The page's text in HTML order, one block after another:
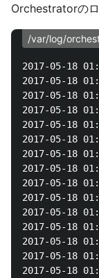
Orchestratorのロ
/var/log/
2017-05-18
2017-05-18
2017-05-18
2017-05-18
2017-05-18
2017-05-18
2017-05-18
2017-05-18
2017-05-18
2017-05-18
2017-05-18
2017-05-18
2017-05-18
2017-05-18
2017-05-18